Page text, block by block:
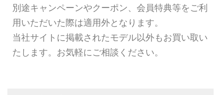
別途キャンペーンやクーポン、会員特典等をご利
用いただいた際は適用外となります。
当社サイトに掲載されたモデル以外もお買い取い
たします。お気軽にご相談ください。